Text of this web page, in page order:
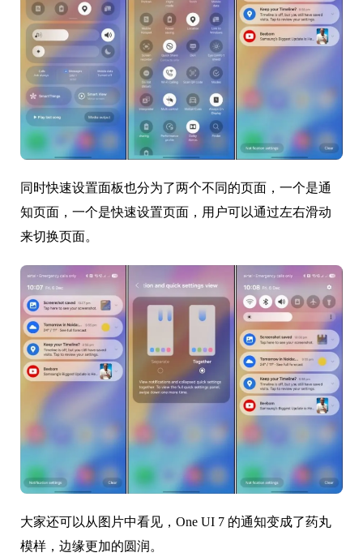
同时快速设置面板也分为了两个不同的页面，一个是通
知页面，一个是快速设置页面，用户可以通过左右滑动
来切换页面。
大家还可以从图片中看见，One UI 7 的通知变成了药丸
模样，边缘更加的圆润。